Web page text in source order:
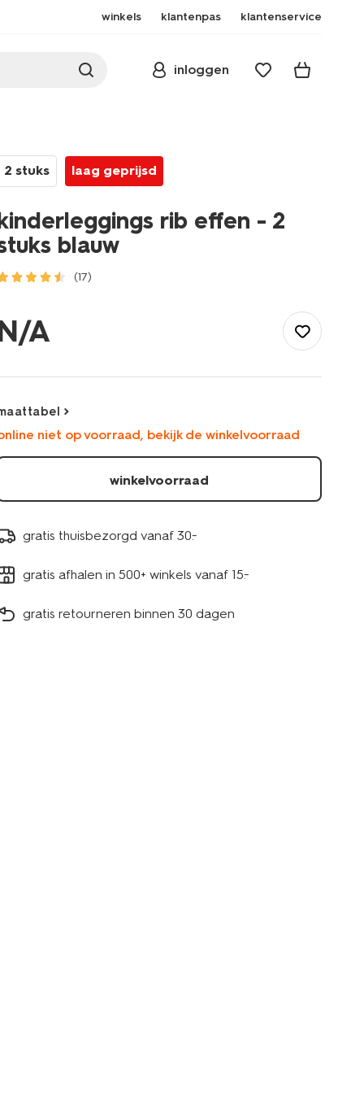
winkels klantenpas klantenservice
inloggen
2 stuks laag geprijsd
rib effen - 2
blauw
(17)
broeken-
jeans/legging/kinderleggings-
30822511BLUE.html
A
niet op voorraad, bekijk de winkelvoorraad
winkelvoorraad
gratis thuisbezorgd vanaf 30.-
gratis afhalen in 500+ winkels vanaf 15.-
gratis retourneren binnen 30 dagen